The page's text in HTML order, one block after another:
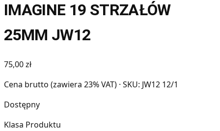
IMAGINE 19 STRZAŁÓW
25MM JW12
75,00 zł
Cena brutto (zawiera 23% VAT) · SKU: JW12 12/1
Dostępny
Klasa Produktu